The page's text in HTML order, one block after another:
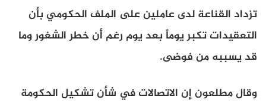
تزداد القناعة لدى عاملين على الملف الحكومي بأن
التعقيدات تكبر يوماً بعد يوم رغم أن خطر الشغور وما
قد يسببه من فوضى.
وقال مطلعون إن الاتصالات في شأن تشكيل الحكومة